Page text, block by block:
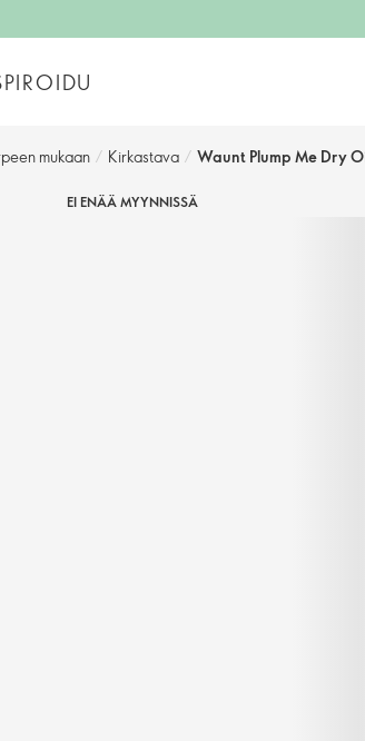
mukaan / Kirkastava / Waunt Plump Me Dry
EI ENÄÄ MYYNNISSÄ